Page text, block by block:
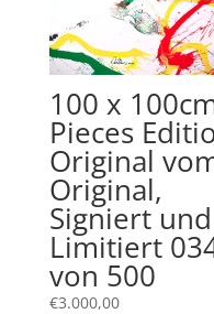
100 x
Pieces
Original
Original,
Signiert und
Limitiert
von 500
€3.000,00